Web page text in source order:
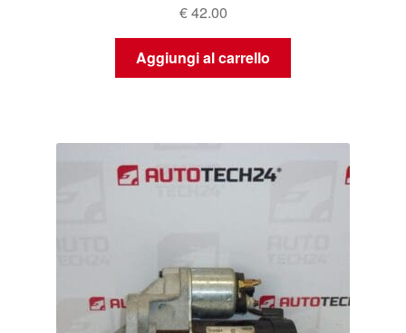
€42.00
Aggiungi al carrello